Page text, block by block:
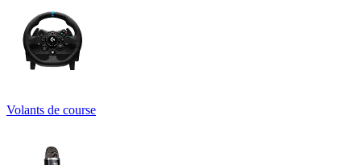
Volants de course